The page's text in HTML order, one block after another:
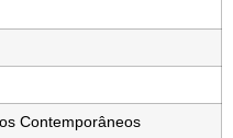
Contemporâneos